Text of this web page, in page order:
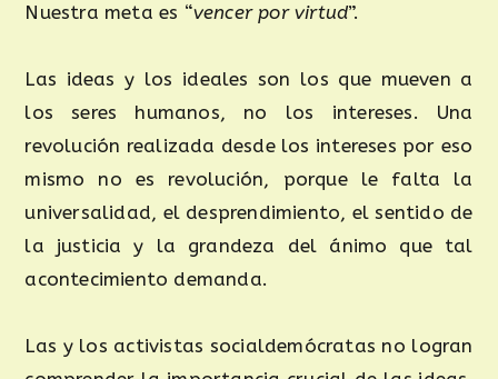
Nuestra meta es “vencer por virtud”.
Las ideas y los ideales son los que mueven a
los seres humanos, no los intereses. Una
revolución realizada desde los intereses por eso
mismo no es revolución, porque le falta la
universalidad, el desprendimiento, el sentido de
la justicia y la grandeza del ánimo que tal
acontecimiento demanda.
Las y los activistas socialdemócratas no logran